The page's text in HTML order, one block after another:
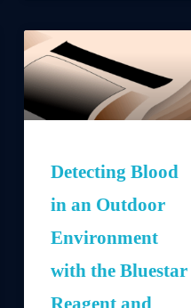
Detecting Blood
in an Outdoor
Environment
with the Bluestar